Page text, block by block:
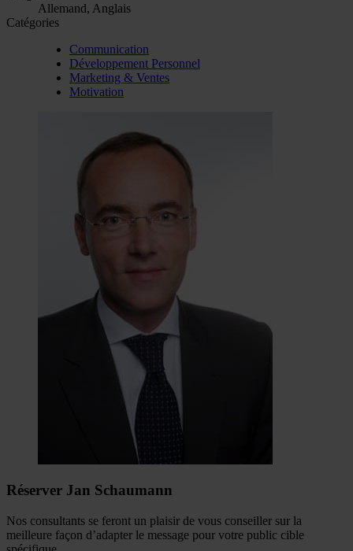
Allemand, Anglais
Catégories
Communication
Développement Personnel
Marketing & Ventes
Motivation
Réserver Jan Schaumann
Nos consultants se feront un plaisir de vous conseiller sur la
meilleure façon d’adapter le message pour votre public cible